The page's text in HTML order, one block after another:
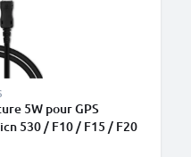
5W pour GPS
530 / F10 / F15 / F20